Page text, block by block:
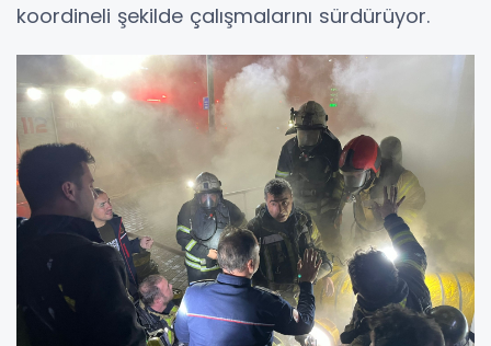
koordineli şekilde çalışmalarını sürdürüyor.